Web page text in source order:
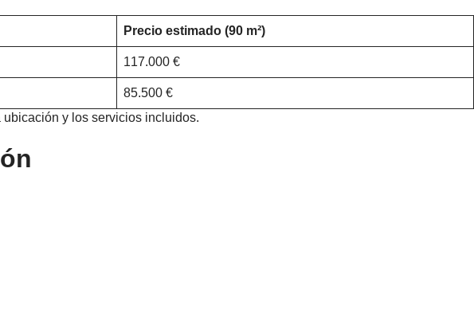
Precio estimado (90 m²)
117.000 €
85.500 €
y los servicios incluidos.